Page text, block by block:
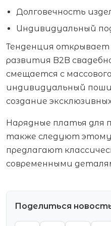
Долговечность
Индивидуальный
Тенденция открывает
развития B2B
смещается с
индивидуальный
создание
Нарядные платья для
также следуют
предлагают
современными
Поделиться